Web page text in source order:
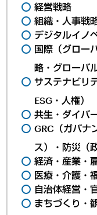
経営戦略
組織・人事戦
デジタルイノ
国際（グロー
略・グローバ
サステナビリ
ESG・人権）
共生・ダイバ
GRC（ガバナ
ス）・防災（
経済・産業・
医療・介護・
自治体経営・
まちづくり・